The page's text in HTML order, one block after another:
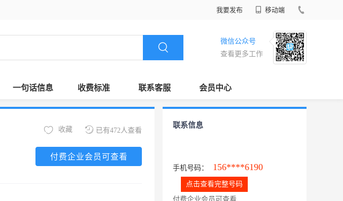
我要发布 移动端
微信公众号
查看更多工作
一句话信息 收费标准 联系客服 会员中心
已有472人查看
收藏
付费企业会员可查看
联系信息
手机号码： 156****6190
点击查看完整号码
付费企业会员可查看